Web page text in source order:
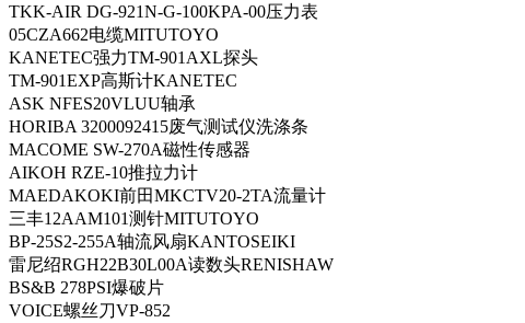
TKK-AIR DG-921N-G-100KPA-00压力表
05CZA662电缆MITUTOYO
KANETEC强力TM-901AXL探头
TM-901EXP高斯计KANETEC
ASK NFES20VLUU轴承
HORIBA 3200092415废气测试仪洗涤条
MACOME SW-270A磁性传感器
AIKOH RZE-10推拉力计
MAEDAKOKI前田MKCTV20-2TA流量计
三丰12AAM101测针MITUTOYO
BP-25S2-255A轴流风扇KANTOSEIKI
雷尼绍RGH22B30L00A读数头RENISHAW
BS&B 278PSI爆破片
VOICE螺丝刀VP-852